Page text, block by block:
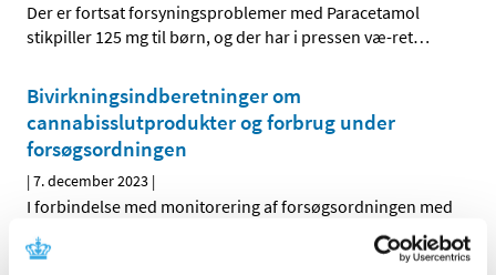
Der er fortsat forsyningsproblemer med Paracetamol
stikpiller 125 mg til børn, og der har i pressen væ-ret…
Bivirkningsindberetninger om
cannabisslutprodukter og forbrug under
forsøgsordningen
|7. december 2023 |
I forbindelse med monitorering af forsøgsordningen med
medicinsk cannabis offentliggør Lægemiddelstyrelsen …